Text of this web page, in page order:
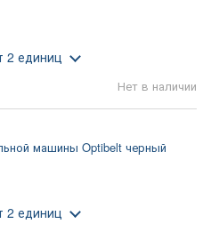
Нет в наличии
2 единиц
машины Optibelt черный
2 единиц